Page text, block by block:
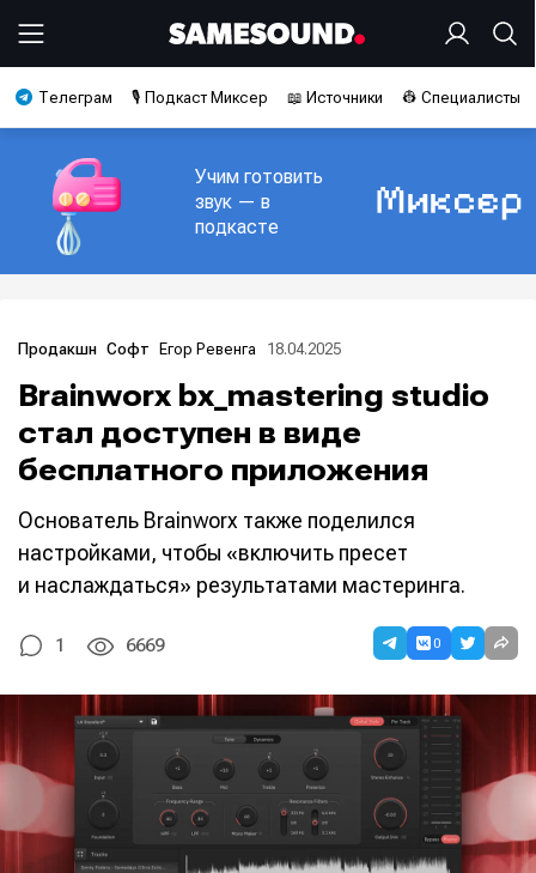
Телеграм 🎙️ Подкаст Миксер 📖 Источники 👷 Специалисты
Учим готовить
звук — в
подкасте
Продакшн Софт Егор Ревенга 18.04.2025
Brainworx bx_mastering studio
стал доступен в виде
бесплатного приложения
Основатель Brainworx также поделился
настройками, чтобы «включить пресет
и наслаждаться» результатами мастеринга.
1 6669 0